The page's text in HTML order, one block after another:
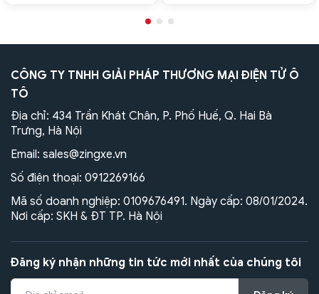
CÔNG TY TNHH GIẢI PHÁP THƯƠNG MẠI ĐIỆN TỬ Ô
TÔ
Địa chỉ: 434 Trần Khát Chân, P. Phố Huế, Q. Hai Bà
Trưng, Hà Nội
Email: sales@zingxe.vn
Số điện thoại: 0912269166
Mã số doanh nghiệp: 0109676491. Ngày cấp: 08/01/2024.
Nơi cấp: SKH & ĐT TP. Hà Nội
Đăng ký nhận những tin tức mới nhất của chúng tôi